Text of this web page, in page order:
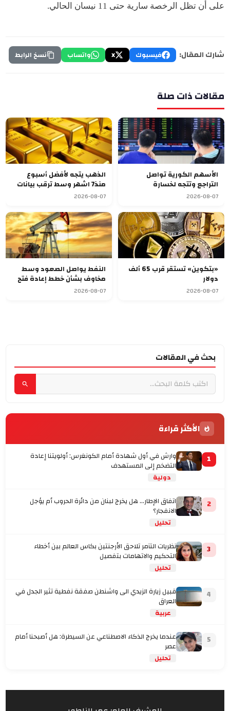
على أن تظل الرخصة سارية حتى 11 نيسان الحالي.
شارك المقال: فيسبوك X واتساب نسخ الرابط
مقالات ذات صلة
الأسهم الكورية تواصل
التراجع وتتجه لخسارة
أسبوعية سابعة
2026-08-07
الذهب يتجه لأفضل أسبوع
منذ7 اشهر وسط ترقب بيانات
الوظائف الأميركية
2026-08-07
«بتكوين» تستقر قرب 65 ألف
دولار
2026-08-07
النفط يواصل الصعود وسط
مخاوف بشأن خطط إعادة فتح
مضيق هرمز
2026-08-07
بحث في المقالات
الأكثر قراءة
1 وارش في أول شهادة أمام الكونغرس: أولويتنا إعادة
التضخم إلى المستهدف
دولية
2 اتفاق الإطار... هل يخرج لبنان من دائرة الحروب أم يؤجل
الانفجار؟
تحليل
3 نظريات التآمر تلاحق الأرجنتين بكاس العالم بين أخطاء
التحكيم والاتهامات بتفصيل
تحليل
4 قبيل زيارة الزيدي الى واشنطن صفقة نفطية تثير الجدل في
العراق
عربية
5 عندما يخرج الذكاء الاصطناعي عن السيطرة: هل أصبحنا أمام
عصر
تحليل